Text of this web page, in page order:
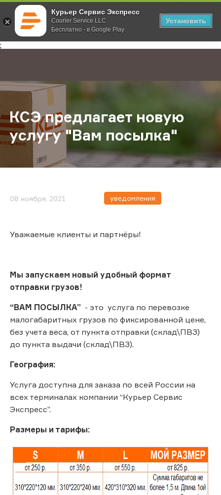
Курьер Сервис Экспресс
Courier Service LLC
Бесплатно - в Google Play
Установить
;
Главная О компании Новости КСЭ предлагает новую услугу
КСЭ предлагает новую
услугу "Вам посылка"
08 ноября, 2021 уведомления
Уважаемые клиенты и партнёры!
Мы запускаем новый удобный формат
отправки грузов!
“ВАМ ПОСЫЛКА” - это услуга по перевозке
малогабаритных грузов по фиксированной цене,
без учета веса, от пункта отправки (склад\ПВЗ)
до пункта выдачи (склад\ПВЗ).
География:
Услуга доступна для заказа по всей России на
всех терминалах компании “Курьер Сервис
Экспресс”.
Размеры и тарифы: